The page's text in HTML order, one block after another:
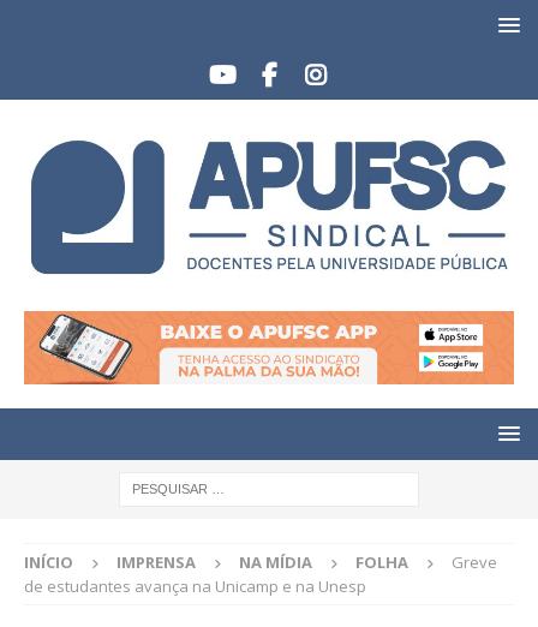
INÍCIO IMPRENSA NA MÍDIA FOLHA
Greve
de estudantes avança na Unicamp e na Unesp